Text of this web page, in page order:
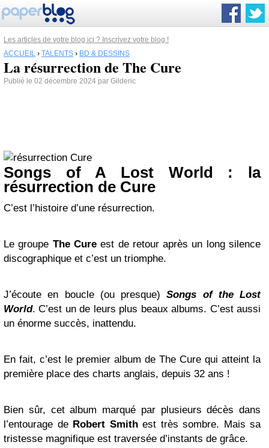
Les articles de votre blog ici ? Inscrivez votre blog !
ACCUEIL › TALENTS › BD & DESSINS
La résurrection de The Cure
Publié le 02 décembre 2024 par Gilderic
Songs of A Lost World : la
résurrection de Cure
C’est l’histoire d’une résurrection.
Le groupe The Cureest de retour après un long silence
discographique et c’est un triomphe.
J’écoute en boucle (ou presque)Songs of the Lost
World. C’est un de leurs plus beaux albums. C’est aussi
un énorme succès, inattendu.
En fait, c’est le premier album de The Cure qui atteint la
première place des charts anglais, depuis 32 ans !
Bien sûr, cet album marqué par plusieurs décès dans
l’entourage de Robert Smithest très sombre. Mais sa
tristesse magnifique est traversée d’instants de grâce.